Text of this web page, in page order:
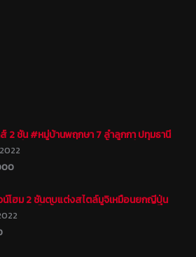
ส์ 2 ชั้น #หมู่บ้านพฤกษา 7 ลำลูกกา ปทุมธานี
ยู่ ทำเลดี เดินทางสะดวกทั้งทางลำลูกกา
นรังสิต-นครนายก ใกล้วัดดอนใหญ่
วน์โฮม 2 ชั้นตบแต่งสไตล์มูจิเหมือนยกญี่ปุ่น
ร์นิเจอร์ไม้ทั้งหลัง #หมู่บ้านแกรนด์ พลีโน่
วิภาวดี